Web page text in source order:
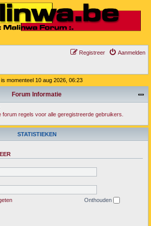
Aanmelden
Registreer
momenteel 10 aug 2026, 06:23
Forum Informatie
forum regels voor alle geregistreerde gebruikers.
STATISTIEKEN
Onthouden